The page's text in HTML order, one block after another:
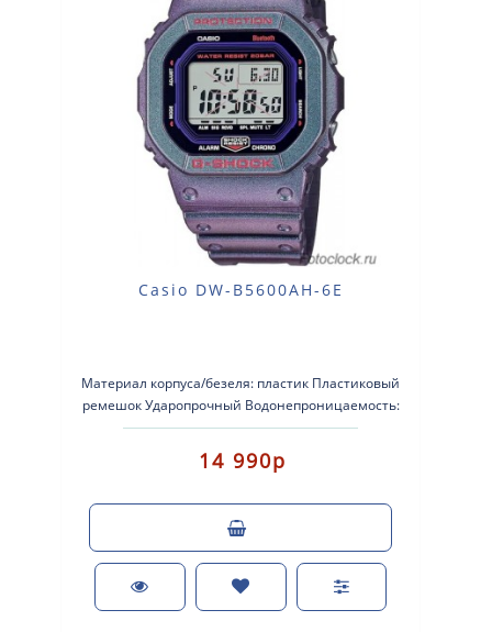
Casio DW-B5600AH-6E
Материал корпуса/безеля: пластик Пластиковый
ремешок Ударопрочный Водонепроницаемость:
водонепроницаемость до глуб..
14 990р